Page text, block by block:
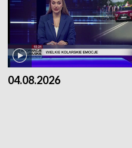
04.08.2026